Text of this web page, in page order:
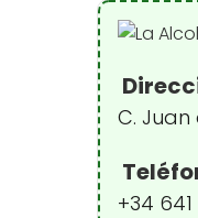
C. Juan
+34 641